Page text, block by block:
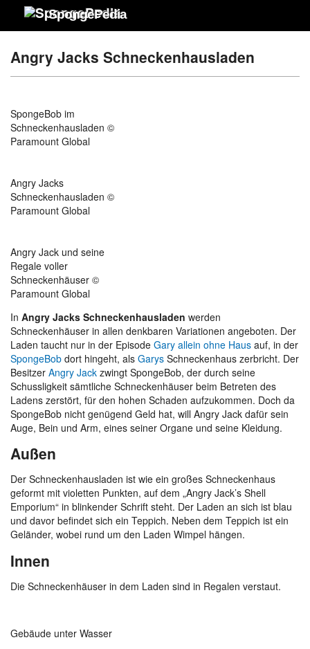
SpongePedia
Angry Jacks Schneckenhausladen
SpongeBob im
Schneckenhausladen ©
Paramount Global
Angry Jacks
Schneckenhausladen ©
Paramount Global
Angry Jack und seine
Regale voller
Schneckenhäuser ©
Paramount Global
In Angry Jacks Schneckenhausladen werden
Schneckenhäuser in allen denkbaren Variationen angeboten. Der
Laden taucht nur in der Episode Gary allein ohne Haus auf, in der
SpongeBob dort hingeht, als Garys Schneckenhaus zerbricht. Der
Besitzer Angry Jack zwingt SpongeBob, der durch seine
Schussligkeit sämtliche Schneckenhäuser beim Betreten des
Ladens zerstört, für den hohen Schaden aufzukommen. Doch da
SpongeBob nicht genügend Geld hat, will Angry Jack dafür sein
Auge, Bein und Arm, eines seiner Organe und seine Kleidung.
Außen
Der Schneckenhausladen ist wie ein großes Schneckenhaus
geformt mit violetten Punkten, auf dem „Angry Jack’s Shell
Emporium“ in blinkender Schrift steht. Der Laden an sich ist blau
und davor befindet sich ein Teppich. Neben dem Teppich ist ein
Geländer, wobei rund um den Laden Wimpel hängen.
Innen
Die Schneckenhäuser in dem Laden sind in Regalen verstaut.
Gebäude unter Wasser